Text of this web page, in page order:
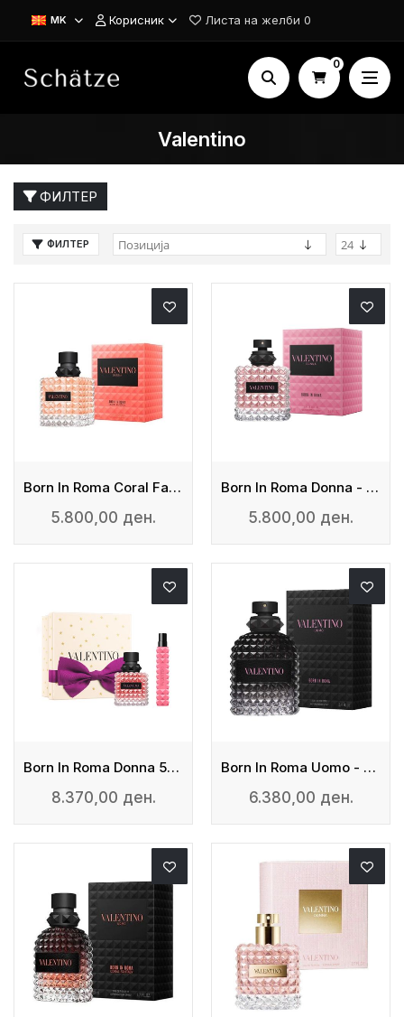
MK Корисник Листа на желби 0
0
Valentino
ФИЛТЕР
ФИЛТЕР
Born In Roma Coral Fantasy Donna - EDP
5.800,00 ден.
Born In Roma Donna - Edp
5.800,00 ден.
Born In Roma Donna 50ml + Travel Spray 10ml
8.370,00 ден.
Born In Roma Uomo - Edt
6.380,00 ден.